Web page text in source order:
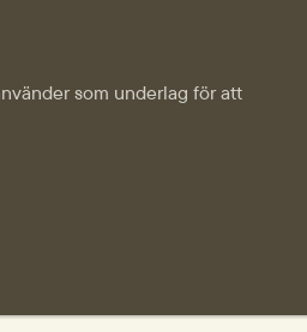
som underlag för att